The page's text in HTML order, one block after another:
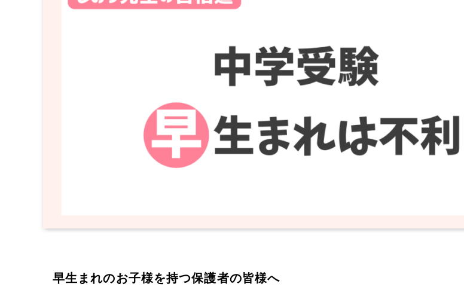
早生まれのお子様を持つ保護者の皆様へ